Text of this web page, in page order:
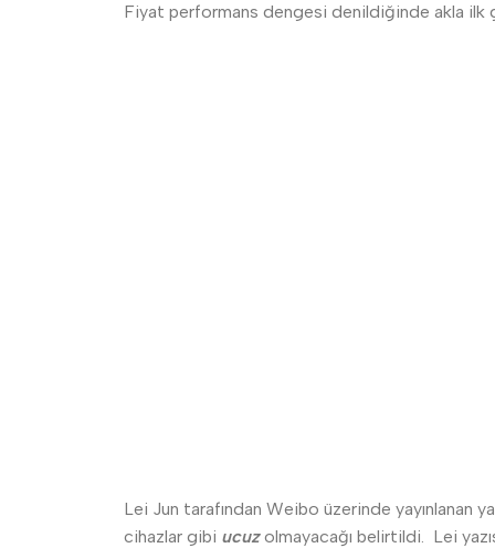
Fiyat performans dengesi denildiğinde akla ilk
Lei Jun tarafından Weibo üzerinde yayınlanan
cihazlar gibi ucuz olmayacağı belirtildi. Lei